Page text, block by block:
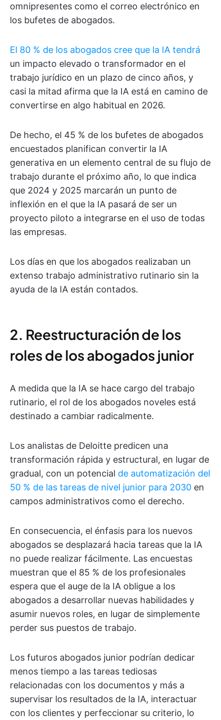
omnipresentes como el correo electrónico en
los bufetes de abogados.
El 80 % de los abogados cree que la IA tendrá
un impacto elevado o transformador en el
trabajo jurídico en un plazo de cinco años, y
casi la mitad afirma que la IA está en camino de
convertirse en algo habitual en 2026.
De hecho, el 45 % de los bufetes de abogados
encuestados planifican convertir la IA
generativa en un elemento central de su flujo de
trabajo durante el próximo año, lo que indica
que 2024 y 2025 marcarán un punto de
inflexión en el que la IA pasará de ser un
proyecto piloto a integrarse en el uso de todas
las empresas.
Los días en que los abogados realizaban un
extenso trabajo administrativo rutinario sin la
ayuda de la IA están contados.
2. Reestructuración de los
roles de los abogados junior
A medida que la IA se hace cargo del trabajo
rutinario, el rol de los abogados noveles está
destinado a cambiar radicalmente.
Los analistas de Deloitte predicen una
transformación rápida y estructural, en lugar de
gradual, con un potencial de automatización del
50 % de las tareas de nivel junior para 2030 en
campos administrativos como el derecho.
En consecuencia, el énfasis para los nuevos
abogados se desplazará hacia tareas que la IA
no puede realizar fácilmente. Las encuestas
muestran que el 85 % de los profesionales
espera que el auge de la IA obligue a los
abogados a desarrollar nuevas habilidades y
asumir nuevos roles, en lugar de simplemente
perder sus puestos de trabajo.
Los futuros abogados junior podrían dedicar
menos tiempo a las tareas tediosas
relacionadas con los documentos y más a
supervisar los resultados de la IA, interactuar
con los clientes y perfeccionar su criterio, lo